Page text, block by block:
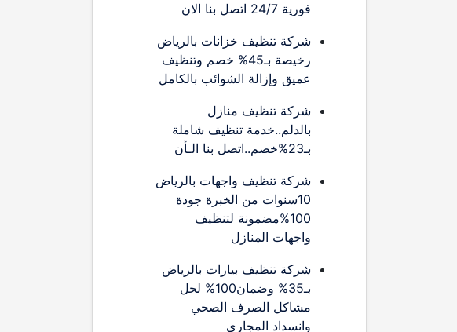
فورية 24/7 اتصل بنا الان
شركة تنظيف خزانات بالرياض
رخيصة بـ45% خصم وتنظيف
عميق وإزالة الشوائب بالكامل
شركة تنظيف منازل
بالدلم..خدمة تنظيف شاملة
بـ23%خصم..اتصل بنا الـأن
شركة تنظيف واجهات بالرياض
10سنوات من الخبرة جودة
100%مضمونة لتنظيف
واجهات المنازل
شركة تنظيف بيارات بالرياض
بـ35% وضمان100% لحل
مشاكل الصرف الصحي
وانسداد المجاري